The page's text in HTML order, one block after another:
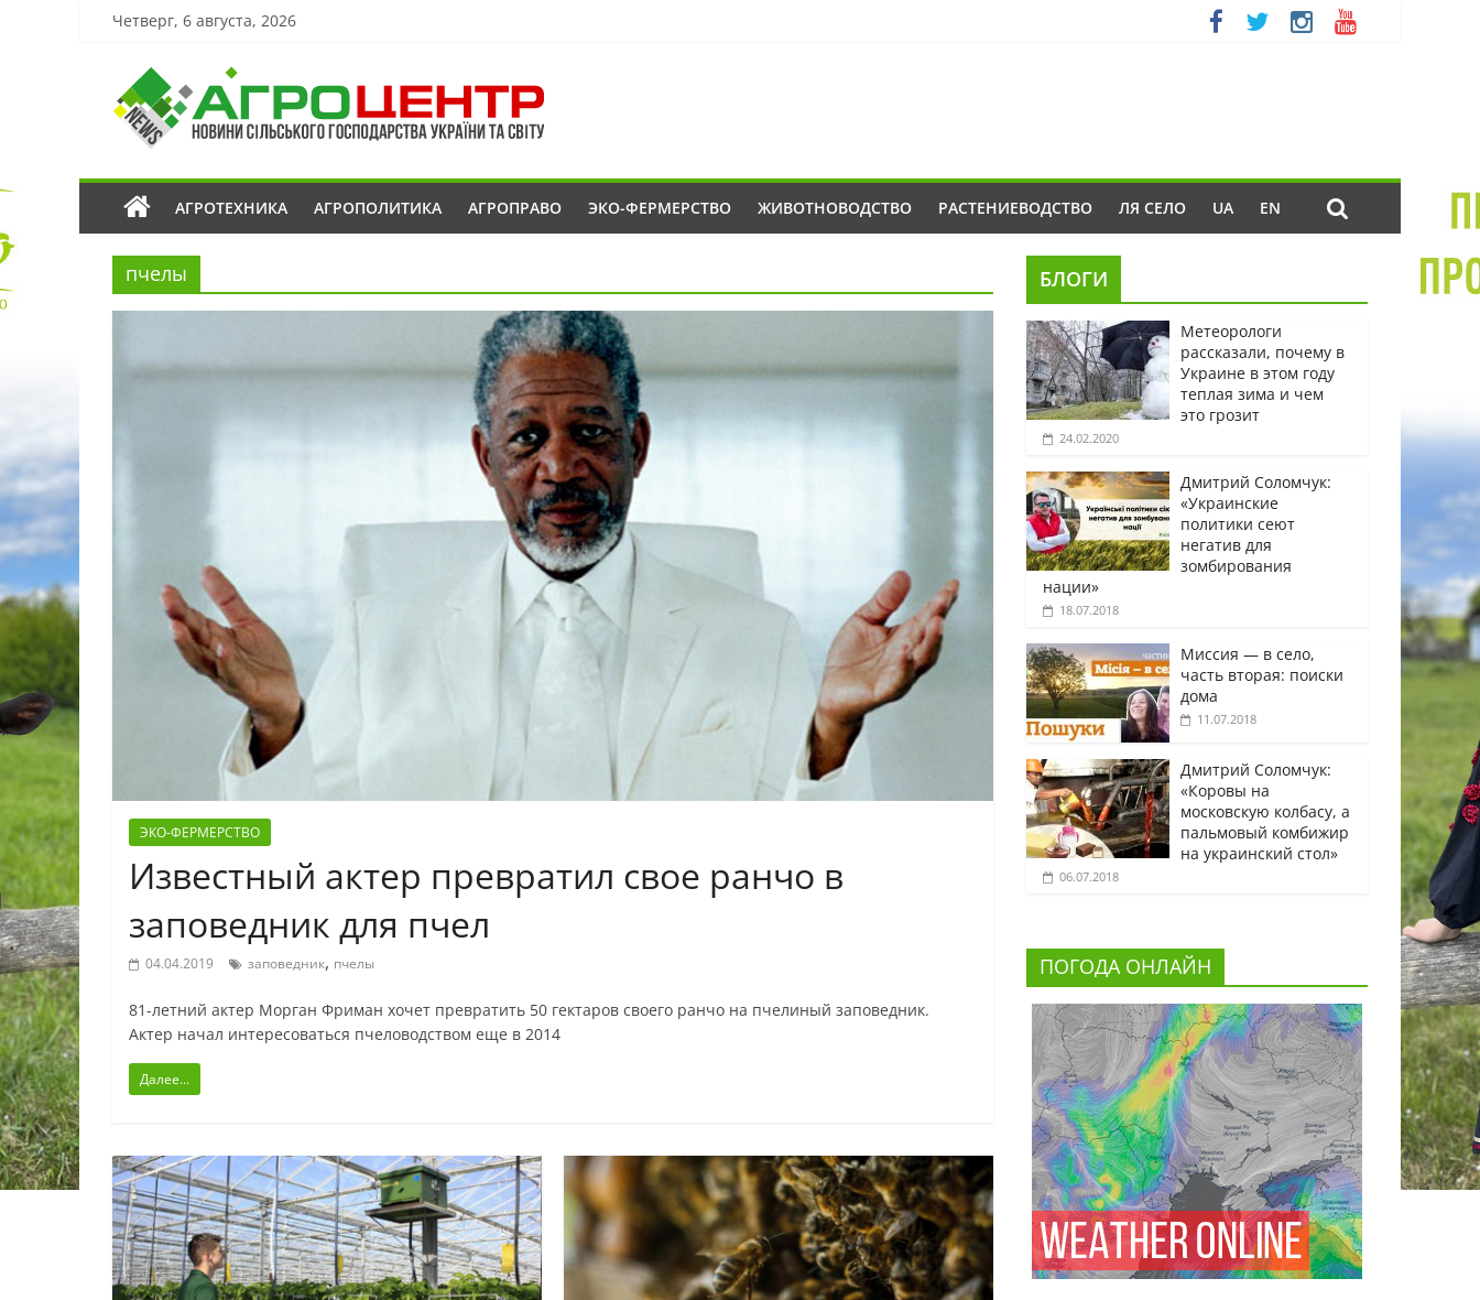
Четверг, 6 августа, 2026
АГРОТЕХНИКА АГРОПОЛИТИКА АГРОПРАВО ЭКО-ФЕРМЕРСТВО ЖИВОТНОВОДСТВО РАСТЕНИЕВОДСТВО ЛЯ СЕЛО UA EN
пчелы
ЭКО-ФЕРМЕРСТВО
Известный актер превратил свое ранчо в
заповедник для пчел
04.04.2019 заповедник, пчелы
81-летний актер Морган Фриман хочет превратить 50 гектаров своего ранчо на пчелиный заповедник.
Актер начал интересоваться пчеловодством еще в 2014
Далее...
БЛОГИ
Метеорологи
рассказали, почему в
Украине в этом году
теплая зима и чем
это грозит
24.02.2020
Дмитрий Соломчук:
«Украинские
политики сеют
негатив для
зомбирования
нации»
18.07.2018
Миссия — в село,
часть вторая: поиски
дома
11.07.2018
Дмитрий Соломчук:
«Коровы на
московскую колбасу, а
пальмовый комбижир
на украинский стол»
06.07.2018
ПОГОДА ОНЛАЙН